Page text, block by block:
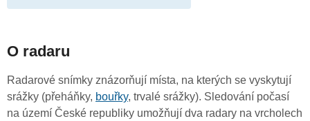
O radaru
Radarové snímky znázorňují místa, na kterých se vyskytují
srážky (přeháňky, bouřky, trvalé srážky). Sledování počasí
na území České republiky umožňují dva radary na vrcholech